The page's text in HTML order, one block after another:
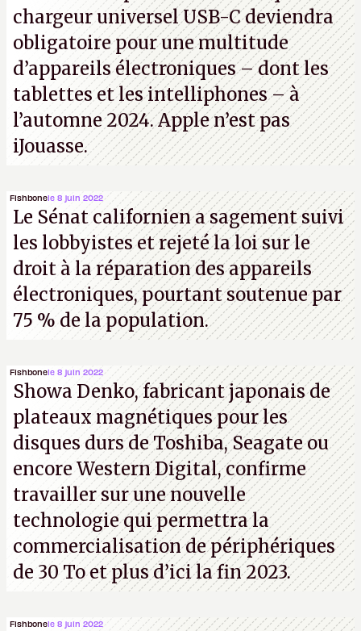
chargeur universel USB-C deviendra
obligatoire pour une multitude
d’appareils électroniques – dont les
tablettes et les intelliphones – à
l’automne 2024. Apple n’est pas
iJouasse.
Fishbonele 8 juin 2022
Le Sénat californien a sagement suivi
les lobbyistes et rejeté la loi sur le
droit à la réparation des appareils
électroniques, pourtant soutenue par
75 % de la population.
Fishbonele 8 juin 2022
Showa Denko, fabricant japonais de
plateaux magnétiques pour les
disques durs de Toshiba, Seagate ou
encore Western Digital, confirme
travailler sur une nouvelle
technologie qui permettra la
commercialisation de périphériques
de 30 To et plus d’ici la fin 2023.
Fishbonele 8 juin 2022